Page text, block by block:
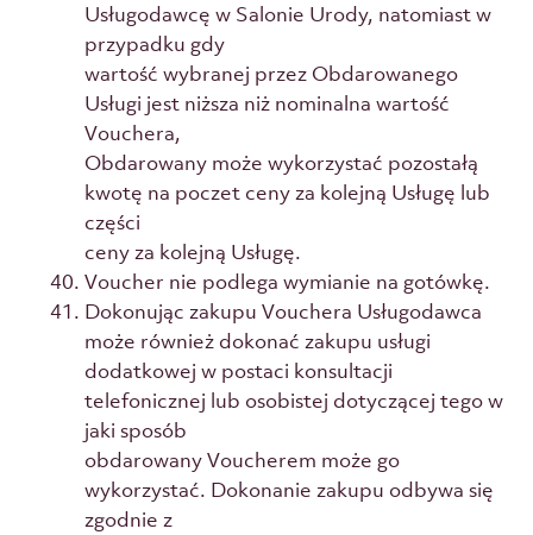
Usługodawcę w Salonie Urody, natomiast w
przypadku gdy
wartość wybranej przez Obdarowanego
Usługi jest niższa niż nominalna wartość
Vouchera,
Obdarowany może wykorzystać pozostałą
kwotę na poczet ceny za kolejną Usługę lub
części
ceny za kolejną Usługę.
Voucher nie podlega wymianie na gotówkę.
Dokonując zakupu Vouchera Usługodawca
może również dokonać zakupu usługi
dodatkowej w postaci konsultacji
telefonicznej lub osobistej dotyczącej tego w
jaki sposób
obdarowany Voucherem może go
wykorzystać. Dokonanie zakupu odbywa się
zgodnie z